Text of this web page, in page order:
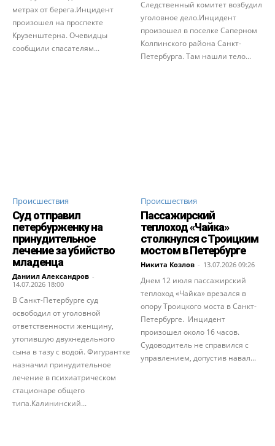
метрах от берега.Инцидент
произошел на проспекте
Крузенштерна. Очевидцы
сообщили спасателям...
Следственный комитет возбудил
уголовное дело.Инцидент
произошел в поселке Саперном
Колпинского района Санкт-
Петербурга. Там нашли тело...
Происшествия
Суд отправил
петербурженку на
принудительное
лечение за убийство
младенца
Даниил Александров -
14.07.2026 18:00
В Санкт-Петербурге суд
освободил от уголовной
ответственности женщину,
утопившую двухнедельного
сына в тазу с водой. Фигурантке
назначил принудительное
лечение в психиатрическом
стационаре общего
типа.Калининский...
Происшествия
Пассажирский
теплоход «Чайка»
столкнулся с Троицким
мостом в Петербурге
Никита Козлов - 13.07.2026 09:26
Днем 12 июля пассажирский
теплоход «Чайка» врезался в
опору Троицкого моста в Санкт-
Петербурге. Инцидент
произошел около 16 часов.
Судоводитель не справился с
управлением, допустив навал...